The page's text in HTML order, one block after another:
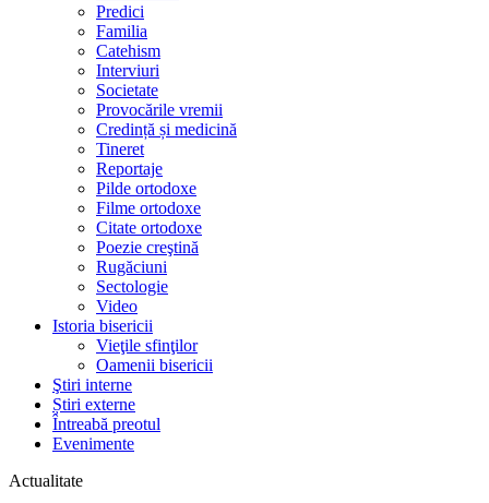
Predici
Familia
Catehism
Interviuri
Societate
Provocările vremii
Credință și medicină
Tineret
Reportaje
Pilde ortodoxe
Filme ortodoxe
Citate ortodoxe
Poezie creştină
Rugăciuni
Sectologie
Video
Istoria bisericii
Vieţile sfinţilor
Oamenii bisericii
Ştiri interne
Știri externe
Întreabă preotul
Evenimente
Actualitate